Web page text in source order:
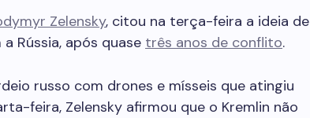
Zelensky, citou na terça-feira a ideia de
Rússia, após quase três anos de conflito.
russo com drones e mísseis que atingiu
feira, Zelensky afirmou que o Kremlin não